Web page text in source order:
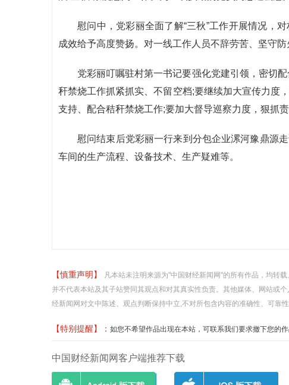
慰问中，党彩丽全面了解“三秋”工作开展情况，
成效给予高度赞扬。对一线工作人员不辞劳苦、坚守
党彩丽叮嘱驻村第一书记要强化党建引领，密切
秆禁烧工作抓紧抓实、不留空档;要继续加大宣传力度
支持、配合秸秆禁烧工作;要加大督导巡察力度，狠抓
慰问结束后党彩丽一行来到分包企业漯河豫鼎源
车间的生产流程、设备技术、生产疑难等。
【慎重声明】
凡本站未注明来源为"中国财经新闻网"的所有作品，均转
并不代表本站及其子站赞同其观点和对其真实性负责。其他媒体、网站或
经新闻网对文中陈述、观点判断保持中立,不对所包含内容的准确性、可靠
【特别提醒】： 如您不希望作品出现在本站，可联系我们要求撤下您的
中国财经新闻网客户端推荐下载